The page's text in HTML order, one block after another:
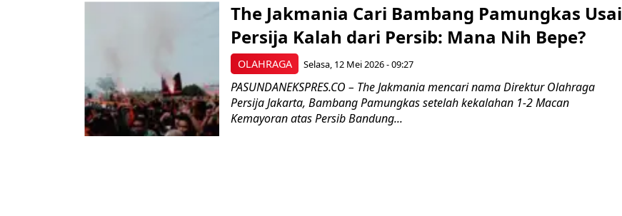
OLAHRAGA
The Jakmania Cari Bambang Pamungkas Usai
Persija Kalah dari Persib: Mana Nih Bepe?
Selasa, 12 Mei 2026 - 09:27
PASUNDANEKSPRES.CO – The Jakmania mencari nama Direktur Olahraga
Persija Jakarta, Bambang Pamungkas setelah kekalahan 1-2 Macan
Kemayoran atas Persib Bandung...